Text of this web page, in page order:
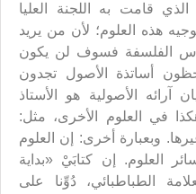
الذي قامت به اللجنة العليا
هذه العلوم؛ لأن من يريد
الفلسفة فسوف لن يكون
أساتذة الأصول تجدون
آرائه الأصولية هو الأستاذ
في العلوم الأخرى، مثل:
وبعبارة أخرى: إن العلوم
العلوم. إن كتابَيْ «بداية
الطباطبائي، دُوِّنا على